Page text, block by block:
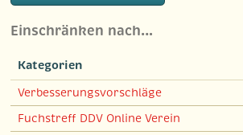
Einschränken nach…
Kategorien
Verbesserungsvorschläge
Fuchstreff DDV Online Verein